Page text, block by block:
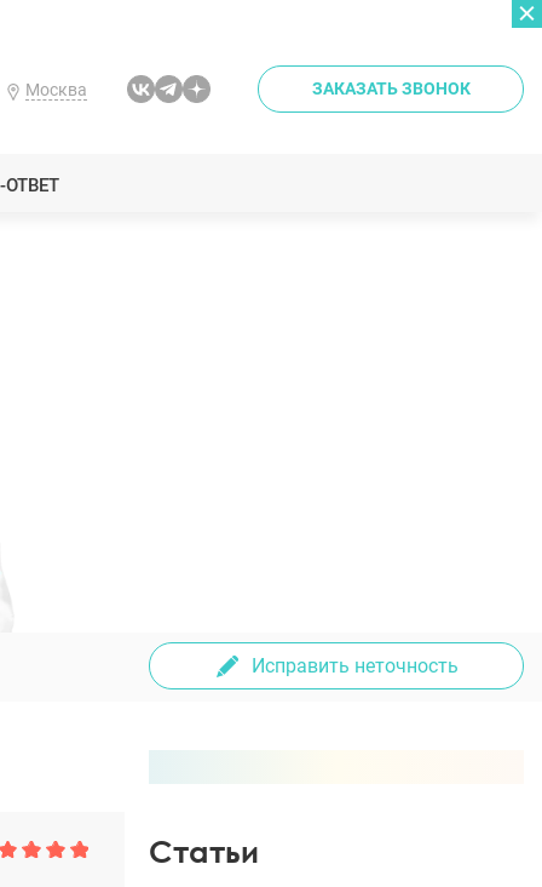
Москва ЗАКАЗАТЬ ЗВОНОК
Исправить неточность
Статьи